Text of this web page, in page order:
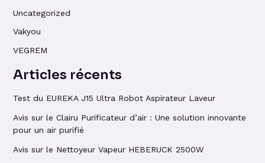
Uncategorized
Vakyou
VEGREM
Articles récents
Test du EUREKA J15 Ultra Robot Aspirateur Laveur
Avis sur le Clairu Purificateur d’air : Une solution innovante
pour un air purifié
Avis sur le Nettoyeur Vapeur HEBERUCK 2500W